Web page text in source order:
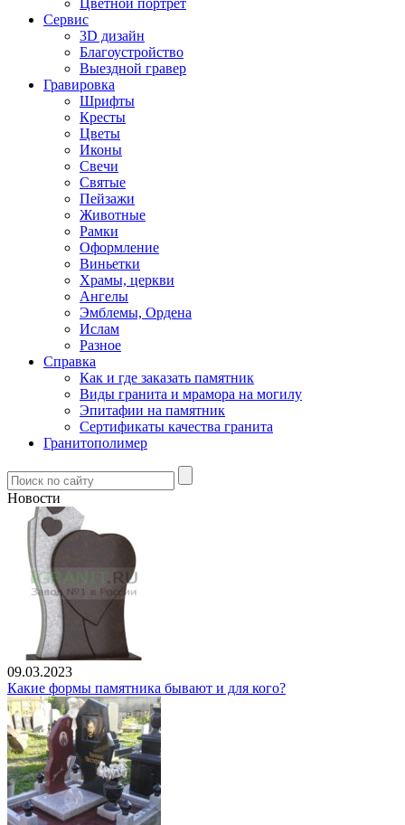
Цветной портрет
Сервис
3D дизайн
Благоустройство
Выездной гравер
Гравировка
Шрифты
Кресты
Цветы
Иконы
Свечи
Святые
Пейзажи
Животные
Рамки
Оформление
Виньетки
Храмы, церкви
Ангелы
Эмблемы, Ордена
Ислам
Разное
Справка
Как и где заказать памятник
Виды гранита и мрамора на могилу
Эпитафии на памятник
Сертификаты качества гранита
Гранитополимер
Новости
09.03.2023
Какие формы памятника бывают и для кого?